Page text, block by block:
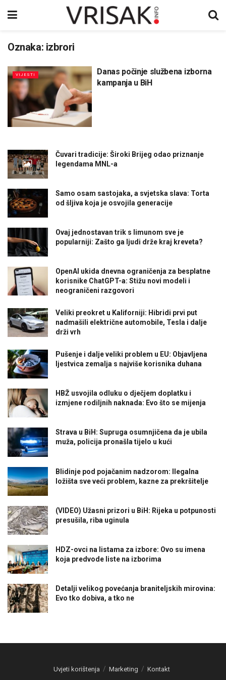
Oznaka: izbrori
VIJESTI
Danas počinje službena izborna
kampanja u BiH
Čuvari tradicije: Široki Brijeg odao priznanje
legendama MNL-a
Samo osam sastojaka, a svjetska slava: Torta
od šljiva koja je osvojila generacije
Ovaj jednostavan trik s limunom sve je
popularniji: Zašto ga ljudi drže kraj kreveta?
OpenAI ukida dnevna ograničenja za besplatne
korisnike ChatGPT-a: Stižu novi modeli i
neograničeni razgovori
Veliki preokret u Kaliforniji: Hibridi prvi put
nadmašili električne automobile, Tesla i dalje
drži vrh
Pušenje i dalje veliki problem u EU: Objavljena
ljestvica zemalja s najviše korisnika duhana
HBŽ usvojila odluku o dječjem doplatku i
izmjene rodiljnih naknada: Evo što se mijenja
Strava u BiH: Supruga osumnjičena da je ubila
muža, policija pronašla tijelo u kući
Blidinje pod pojačanim nadzorom: Ilegalna
ložišta sve veći problem, kazne za prekršitelje
(VIDEO) Užasni prizori u BiH: Rijeka u potpunosti
presušila, riba uginula
HDZ-ovci na listama za izbore: Ovo su imena
koja predvode liste na izborima
Detalji velikog povećanja braniteljskih mirovina:
Evo tko dobiva, a tko ne
Uvjeti korištenja Marketing Kontakt